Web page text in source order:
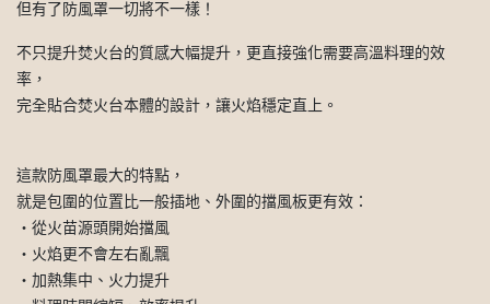
但有了防風罩一切將不一樣！
不只提升焚火台的質感大幅提升，更直接強化需要高溫料理的效
率，
完全貼合焚火台本體的設計，讓火焰穩定直上。
這款防風罩最大的特點，
就是包圍的位置比一般插地、外圍的擋風板更有效：
・從火苗源頭開始擋風
・火焰更不會左右亂飄
・加熱集中、火力提升